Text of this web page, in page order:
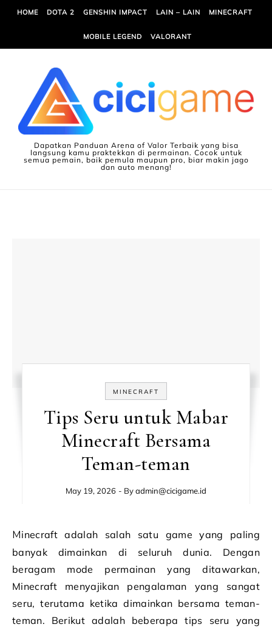
Skip to content
HOME DOTA 2 GENSHIN IMPACT LAIN – LAIN MINECRAFT
MOBILE LEGEND VALORANT
Dapatkan Panduan Arena of Valor Terbaik yang bisa
langsung kamu praktekkan di permainan. Cocok untuk
semua pemain, baik pemula maupun pro, biar makin jago
dan auto menang!
MINECRAFT
Tips Seru untuk Mabar
Minecraft Bersama
Teman-teman
May 19, 2026 - Byadmin@cicigame.id
Minecraft adalah salah satu game yang paling
banyak dimainkan di seluruh dunia. Dengan
beragam mode permainan yang ditawarkan,
Minecraft menyajikan pengalaman yang sangat
seru, terutama ketika dimainkan bersama teman-
teman. Berikut adalah beberapa tips seru yang